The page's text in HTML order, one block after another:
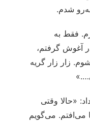
شدم.
فقط به
آغوش گرفتم،
زار زار گریه
«حالا وقتی
می‌افتم. می‌گویم